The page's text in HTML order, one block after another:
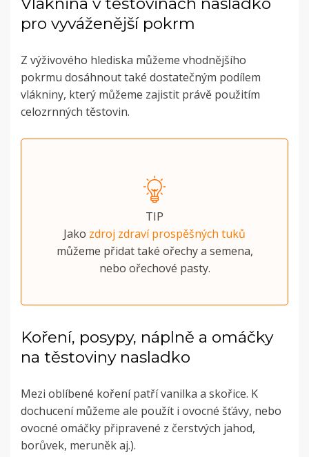
pro vyváženější pokrm
Z výživového hlediska můžeme vhodnějšího
pokrmu dosáhnout také dostatečným podílem
vlákniny, který můžeme zajistit právě použitím
celozrnných těstovin.
TIP
Jako zdroj zdraví prospěšných tuků
můžeme přidat také ořechy a semena,
nebo ořechové pasty.
Koření, posypy, náplně a omáčky
na těstoviny nasladko
Mezi oblíbené koření patří vanilka a skořice. K
dochucení můžeme ale použít i ovocné šťávy, nebo
ovocné omáčky připravené z čerstvých jahod,
borůvek, meruněk aj.).